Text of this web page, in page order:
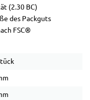
(2.30 BC)
des Packguts
FSC®